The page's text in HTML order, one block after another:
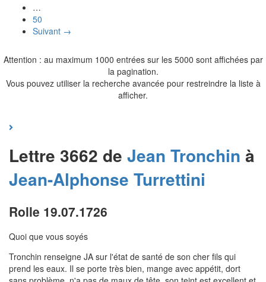
…
50
Suivant →
Attention : au maximum 1000 entrées sur les 5000 sont affichées par
la pagination.
Vous pouvez utiliser la recherche avancée pour restreindre la liste à
afficher.
Lettre 3662 de Jean Tronchin à
Jean-Alphonse Turrettini
Rolle 19.07.1726
Quoi que vous soyés
Tronchin renseigne JA sur l'état de santé de son cher fils qui
prend les eaux. Il se porte très bien, mange avec appétit, dort